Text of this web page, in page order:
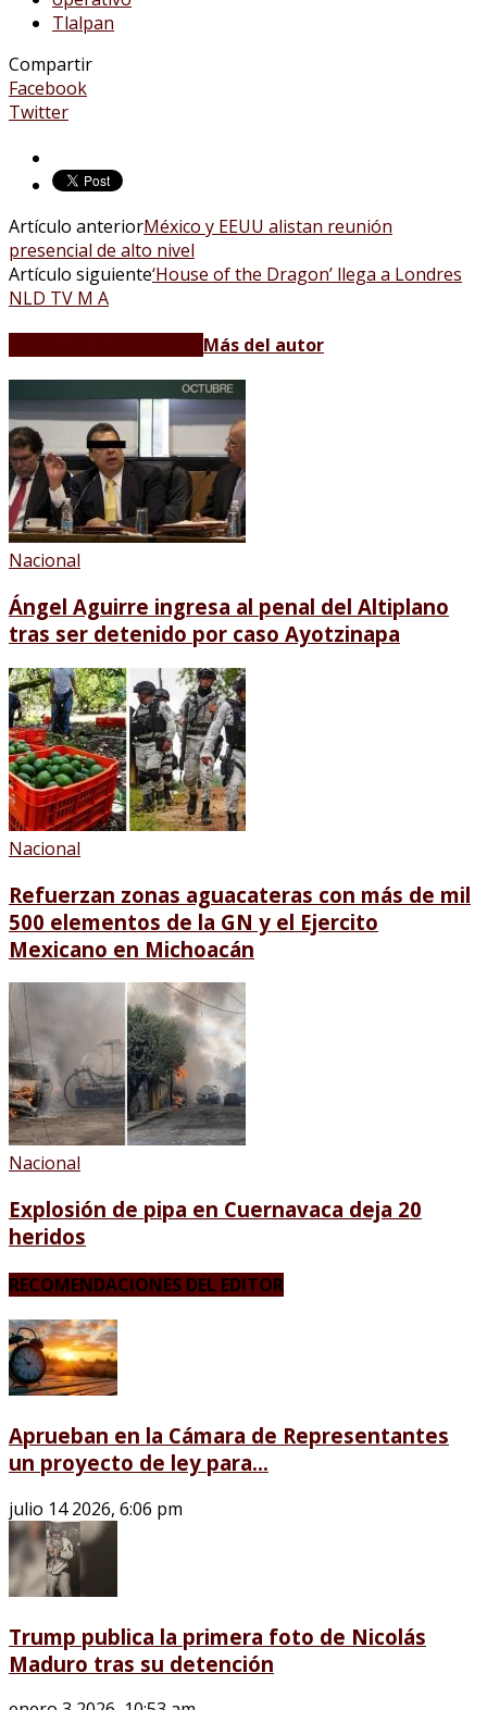
Tlalpan
Compartir
Facebook
Twitter
Artículo anteriorMéxico y EEUU alistan reunión
presencial de alto nivel
Artículo siguiente‘House of the Dragon’ llega a Londres
NLD TV M A
Más del autor
Nacional
Ángel Aguirre ingresa al penal del Altiplano
tras ser detenido por caso Ayotzinapa
Nacional
Refuerzan zonas aguacateras con más de mil
500 elementos de la GN y el Ejercito
Mexicano en Michoacán
Nacional
Explosión de pipa en Cuernavaca deja 20
heridos
RECOMENDACIONES DEL EDITOR
Aprueban en la Cámara de Representantes
un proyecto de ley para...
julio 14 2026, 6:06 pm
Trump publica la primera foto de Nicolás
Maduro tras su detención